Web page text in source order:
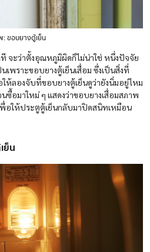
: ขอบยางตู้เย็น
จะว่าตั้งอุณหภูมิผิดก็ไม่น่าใช่ หนึ่งปัจจัย
เพราะขอบยางตู้เย็นเสื่อม ซึ่งเป็นสิ่งที่
ให้ลองจับที่ขอบยางตู้เย็นดูว่ายังนิ่มอยู่ไหม
ซื้อมาใหม่ ๆ แสดงว่าขอบยางเสื่อมสภาพ
พื่อให้ประตูตู้เย็นกลับมาปิดสนิทเหมือน
ย็น